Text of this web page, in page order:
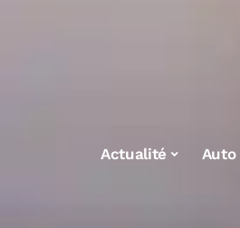
Actualité Auto